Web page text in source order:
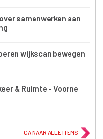
samenwerken aan
wijkscan bewegen
& Ruimte - Voorne
GA NAAR ALLE ITEMS